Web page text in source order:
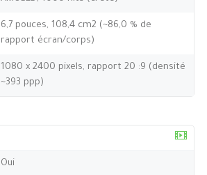
6,7 pouces, 108,4 cm2 (~86,0 % de
rapport écran/corps)
1080 x 2400 pixels, rapport 20 :9 (densité
~393 ppp)
Oui